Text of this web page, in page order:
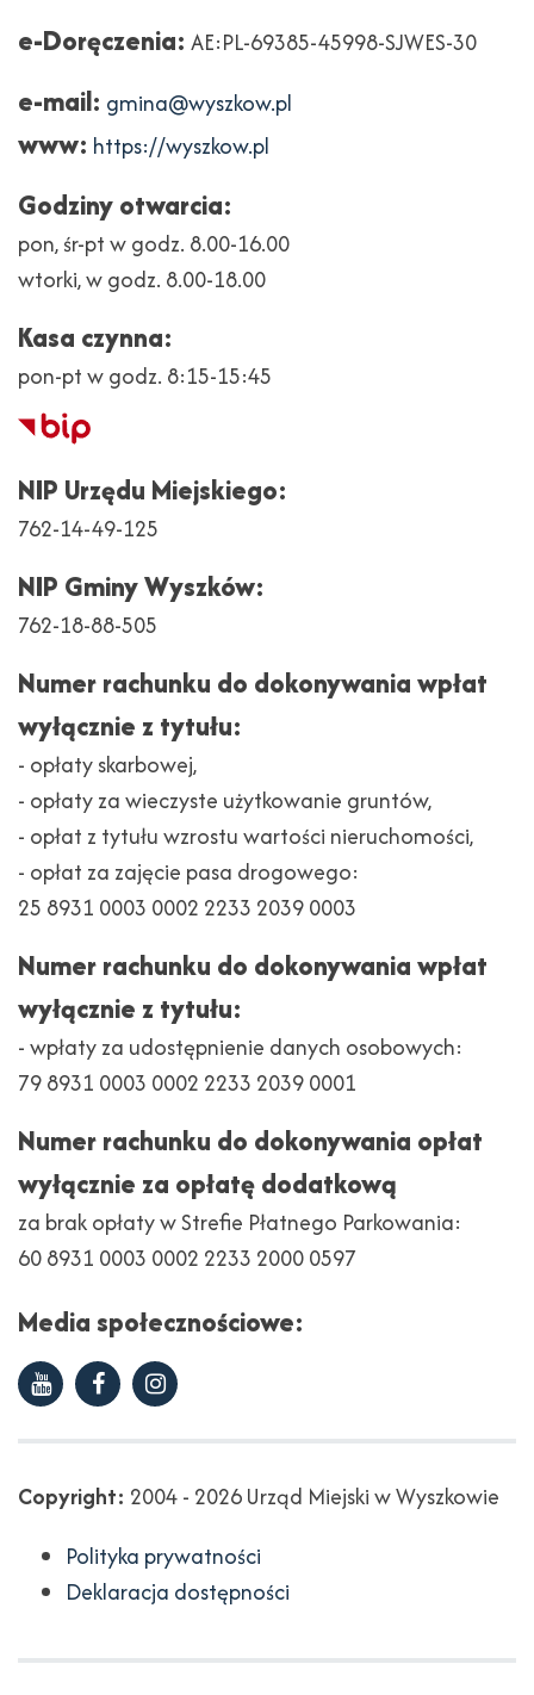
e-Doręczenia: AE:PL-69385-45998-SJWES-30
e-mail: gmina@wyszkow.pl
www: https://wyszkow.pl
Godziny otwarcia:
pon, śr-pt w godz. 8.00-16.00
wtorki, w godz. 8.00-18.00
Kasa czynna:
pon-pt w godz. 8:15-15:45
Biuletyn
Informacji
Publicznej
NIP Urzędu Miejskiego:
762-14-49-125
NIP Gminy Wyszków:
762-18-88-505
Numer rachunku do dokonywania wpłat
wyłącznie z tytułu:
- opłaty skarbowej,
- opłaty za wieczyste użytkowanie gruntów,
- opłat z tytułu wzrostu wartości nieruchomości,
- opłat za zajęcie pasa drogowego:
25 8931 0003 0002 2233 2039 0003
Numer rachunku do dokonywania wpłat
wyłącznie z tytułu:
- wpłaty za udostępnienie danych osobowych:
79 8931 0003 0002 2233 2039 0001
Numer rachunku do dokonywania opłat
wyłącznie za opłatę dodatkową
za brak opłaty w Strefie Płatnego Parkowania:
60 8931 0003 0002 2233 2000 0597
Media społecznościowe:
YoutubeFacebookInstagram
Copyright
Copyright: 2004 - 2026 Urząd Miejski w Wyszkowie
Polityka prywatności
Deklaracja dostępności